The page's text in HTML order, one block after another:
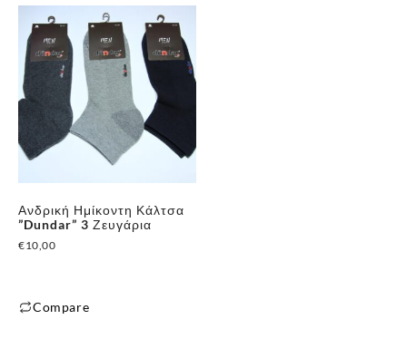
Ανδρική Ημίκοντη Κάλτσα
”Dundar” 3 Ζευγάρια
€10,00
Compare